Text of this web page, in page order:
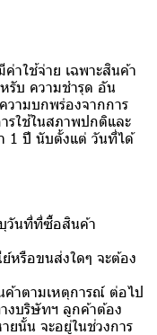
าใช้จ่าย เฉพาะสินค้า
รับ ความชำรุด อัน
วามบกพร่องจากการ
รใช้ในสภาพปกติและ
1 ปี นับตั้งแต่ วันที่ได้
วันที่ที่ซื้อสินค้า
รือขนส่งใดๆ จะต้อง
ตามเหตุการณ์ ต่อไป
งบริษัทฯ ลูกค้าต้อง
ยนั้น จะอยู่ในช่วงการ